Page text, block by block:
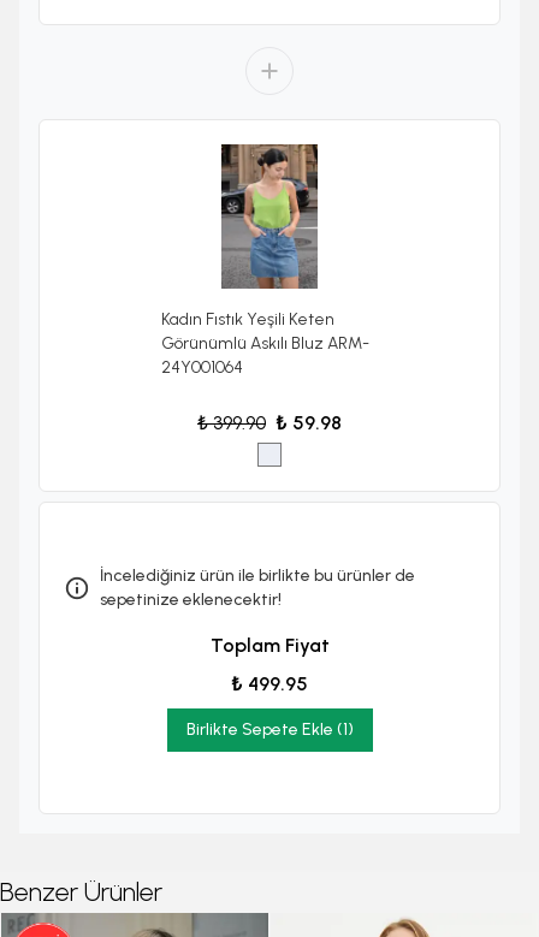
Kadın Fıstık Yeşili Keten
Görünümlü Askılı Bluz ARM-
24Y001064
₺ 399.90 ₺ 59.98
İncelediğiniz ürün ile birlikte bu ürünler de
sepetinize eklenecektir!
Toplam Fiyat
₺ 499.95
Birlikte Sepete Ekle (1)
Benzer Ürünler